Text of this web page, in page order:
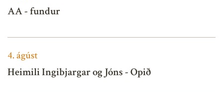
AA - fundur
4.ágúst
Heimili Ingibjargar og Jóns - Opið